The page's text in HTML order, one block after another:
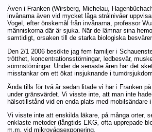
Även i Franken (Wirsberg, Michelau,
invånarna även vid mycket låga strålnivåer
Vogel, efter önskemål från invånarna, professor
människorna där är sjuka. När de lämnar sina
samtidigt, orsaken till de starka biologiska
Den 2/1 2006 besökte jag fem familjer i
trötthet, koncentrationsstörningar, ledbesvär,
sömnstörningar. Under de senaste åren har det
misstankar om ett ökat insjuknande i
Ända tills för två år sedan litade vi här i Franken
under gränsvärdet. Vi visste inte, att man inte
hälsotillstånd vid en enda plats med mobilsändare
Vi visste inte att enskilda läkare, på många orter,
enklaste metoder (långtids-EKG, ofta upprepade
m.m. vid mikrovågsexponering.